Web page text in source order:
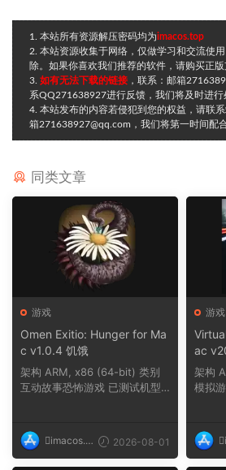
1. 本站所有资源解压密码均为imacos.top
2. 本站资源收集于网络，仅做学习和交流使
除。如果你喜欢我们推荐的软件，请购买正版
3. 如有无法下载的链接 ，联系：邮箱
系QQ271638927进行反馈，我们将及时进行
4. 本站发布的内容若侵犯到您的权益，请联
箱271638927@qq.com，我们将第一时间配
同类文章
游戏
Omen Exitio: Hunger for Ma
c v1.0.4 饥饿
架构 ARM, x86 (64-bit) 类别
互动故事恐怖游戏 已测试机型
imacos.t
op
2026-08-01
游戏
ac
校
架构
模拟